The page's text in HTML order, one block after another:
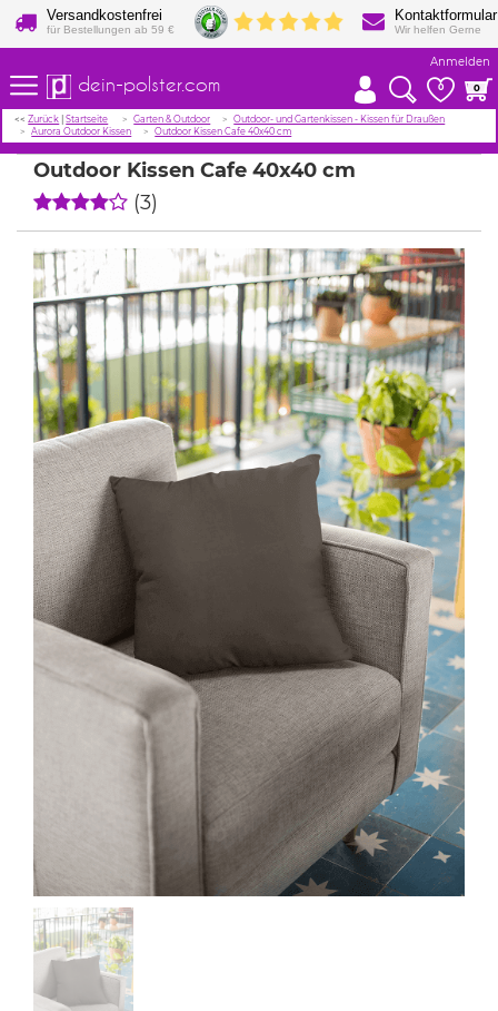
Versandkostenfrei
für Bestellungen ab 59 €
Kontaktformular
Wir helfen Gerne
dein-polster.com
Anmelden
0 0
<<Zurück |Startseite Garten & Outdoor
Outdoor- und Gartenkissen - Kissen für Draußen
Aurora Outdoor Kissen
Outdoor Kissen Cafe 40x40 cm
Outdoor Kissen Cafe 40x40 cm
(3)